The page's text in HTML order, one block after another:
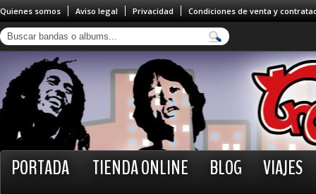
Quienes somos Aviso legal Privacidad Condiciones de venta y
PORTADA TIENDA ONLINE BLOG VIAJES